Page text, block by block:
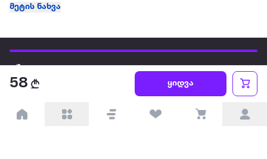
58 ყიდვა
მეტის ნახვა
ყველაზე დიდი ონლაინ მაღაზია
ჩვენ შესახებ